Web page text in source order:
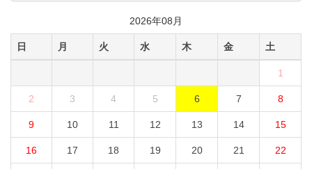
2026年08月
日 月 火 水 木 金 土
1
2 3 4 5 6 7 8
9 10 11 12 13 14 15
16 17 18 19 20 21 22